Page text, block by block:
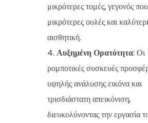
μικρότερες τομές, γεγονός
μικρότερες ουλές και
αισθητική.
Αυξημένη Ορατότητα: Οι
ρομποτικές συσκευές
υψηλής ανάλυσης εικόνα και
τρισδιάστατη απεικόνιση,
διευκολύνοντας την εργασία